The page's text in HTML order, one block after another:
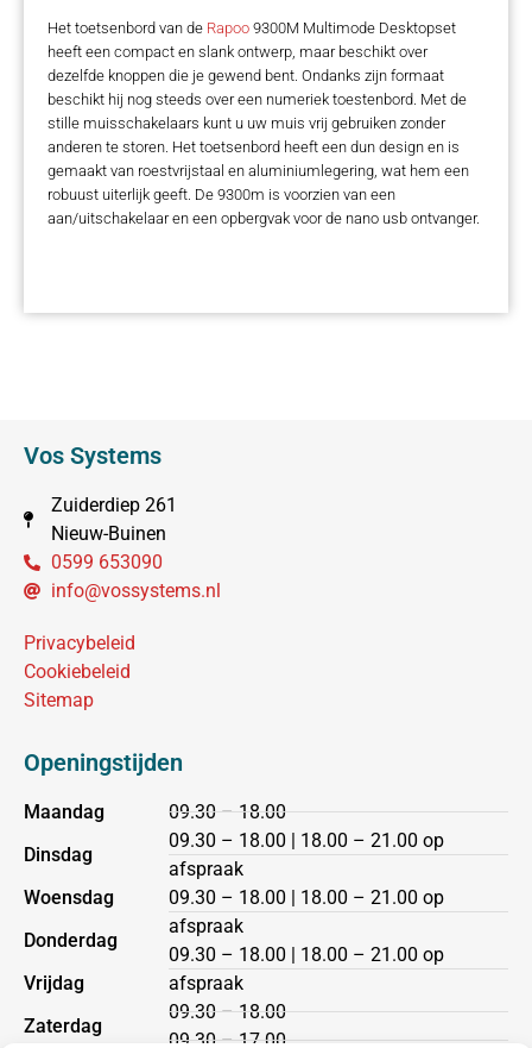
Het toetsenbord van de Rapoo 9300M Multimode Desktopset
heeft een compact en slank ontwerp, maar beschikt over
dezelfde knoppen die je gewend bent. Ondanks zijn formaat
beschikt hij nog steeds over een numeriek toestenbord. Met de
stille muisschakelaars kunt u uw muis vrij gebruiken zonder
anderen te storen. Het toetsenbord heeft een dun design en is
gemaakt van roestvrijstaal en aluminiumlegering, wat hem een
robuust uiterlijk geeft. De 9300m is voorzien van een
aan/uitschakelaar en een opbergvak voor de nano usb ontvanger.
Vos Systems
Zuiderdiep 261
Nieuw-Buinen
0599 653090
info@vossystems.nl
Privacybeleid
Cookiebeleid
Sitemap
Openingstijden
Maandag
Dinsdag
Woensdag
Donderdag
Vrijdag
Zaterdag
09.30 – 18.00
09.30 – 18.00 | 18.00 – 21.00 op
afspraak
09.30 – 18.00 | 18.00 – 21.00 op
afspraak
09.30 – 18.00 | 18.00 – 21.00 op
afspraak
09.30 – 18.00
09.30 – 17.00